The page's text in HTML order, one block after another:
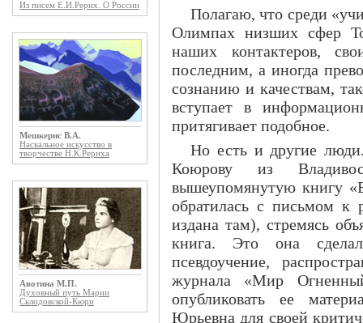
Из писем Е.И.Рерих. О России
Мешкерис В.А.
Наскальное искусство в
творчестве Н.К.Рериха
Авотина М.П.
Духовный путь Марии
Склодовской-Кюри
Полагаю, что среди
Олимпах низших сфер
наших контактеров,
последним, а иногда
сознанию и качествам,
вступает в
притягивает подобное.
Но есть и другие
Коюрову из
вышеупомянутую книгу
обратилась с письмом к
издана там), стремясь
книга. Это она
псевдоучение,
журнала «Мир
опубликовать ее
Юрьевна для своей